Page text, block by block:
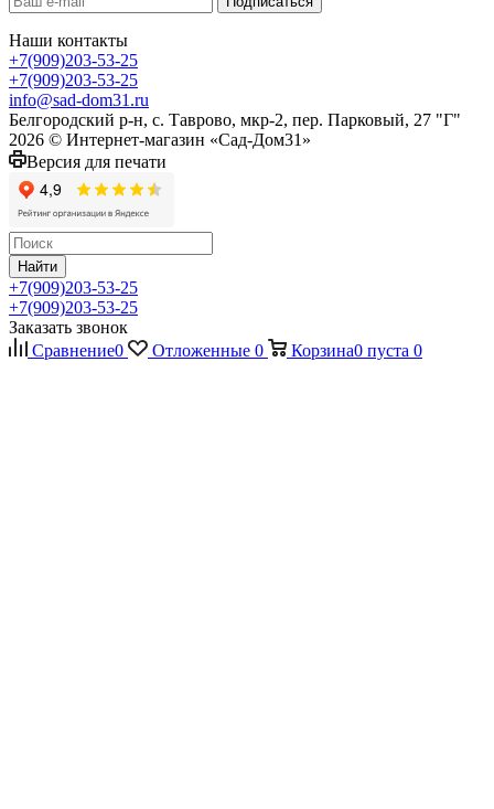
Наши контакты
+7(909)203-53-25
+7(909)203-53-25
info@sad-dom31.ru
Белгородский р-н, с. Таврово, мкр-2, пер. Парковый, 27 "Г"
2026 © Интернет-магазин «Сад-Дом31»
Версия для печати
Найти
+7(909)203-53-25
+7(909)203-53-25
Заказать звонок
Сравнение0 Отложенные 0 Корзина0 пуста 0